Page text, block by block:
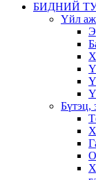
БИДНИЙ
Үйл
Бүтэц,